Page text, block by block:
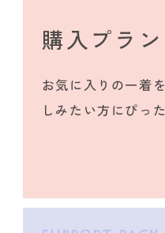
購入プラン
お気に入りの一着
しみたい方にぴっ